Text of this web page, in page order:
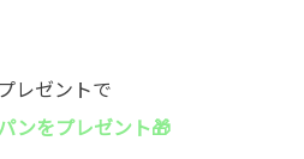
レゼントで
ンをプレゼント🎁